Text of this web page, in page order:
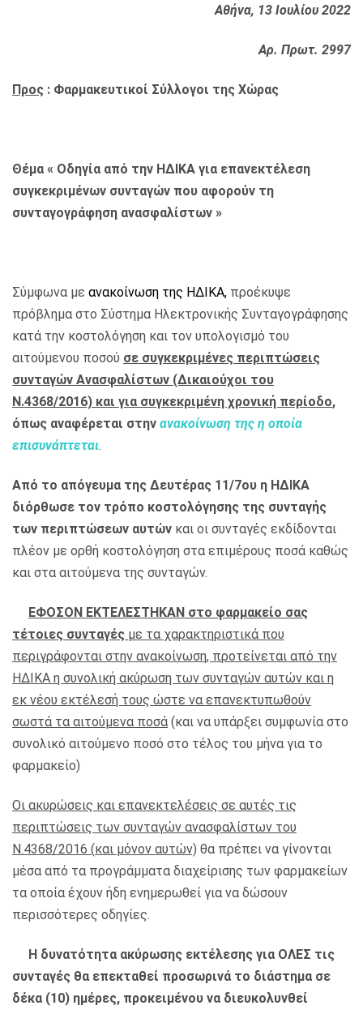
Αθήνα, 13 Ιουλίου 2022
Αρ. Πρωτ. 2997
Προς : Φαρμακευτικοί Σύλλογοι της Χώρας
Θέμα « Οδηγία από την ΗΔΙΚΑ για επανεκτέλεση
συγκεκριμένων συνταγών που αφορούν τη
συνταγογράφηση ανασφαλίστων »
Σύμφωνα με ανακοίνωση της ΗΔΙΚΑ, προέκυψε
πρόβλημα στο Σύστημα Ηλεκτρονικής Συνταγογράφησης
κατά την κοστολόγηση και τον υπολογισμό του
αιτούμενου ποσού σε συγκεκριμένες περιπτώσεις
συνταγών Ανασφαλίστων (Δικαιούχοι του
Ν.4368/2016) και για συγκεκριμένη χρονική περίοδο,
όπως αναφέρεται στην ανακοίνωση της η οποία
επισυνάπτεται.
Από το απόγευμα της Δευτέρας 11/7ου η ΗΔΙΚΑ
διόρθωσε τον τρόπο κοστολόγησης της συνταγής
των περιπτώσεων αυτών και οι συνταγές εκδίδονται
πλέον με ορθή κοστολόγηση στα επιμέρους ποσά καθώς
και στα αιτούμενα της συνταγών.
ΕΦΟΣΟΝ ΕΚΤΕΛΕΣΤΗΚΑΝ στο φαρμακείο σας
τέτοιες συνταγές με τα χαρακτηριστικά που
περιγράφονται στην ανακοίνωση, προτείνεται από την
ΗΔΙΚΑ η συνολική ακύρωση των συνταγών αυτών και η
εκ νέου εκτέλεσή τους ώστε να επανεκτυπωθούν
σωστά τα αιτούμενα ποσά (και να υπάρξει συμφωνία στο
συνολικό αιτούμενο ποσό στο τέλος του μήνα για το
φαρμακείο)
Οι ακυρώσεις και επανεκτελέσεις σε αυτές τις
περιπτώσεις των συνταγών ανασφαλίστων του
Ν.4368/2016 (και μόνον αυτών) θα πρέπει να γίνονται
μέσα από τα προγράμματα διαχείρισης των φαρμακείων
τα οποία έχουν ήδη ενημερωθεί για να δώσουν
περισσότερες οδηγίες.
Η δυνατότητα ακύρωσης εκτέλεσης για ΟΛΕΣ τις
συνταγές θα επεκταθεί προσωρινά το διάστημα σε
δέκα (10) ημέρες, προκειμένου να διευκολυνθεί